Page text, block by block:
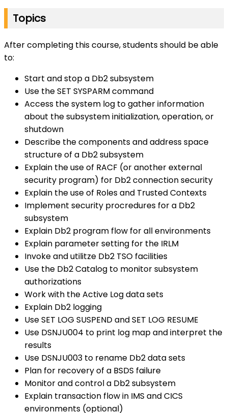
Topics
After completing this course, students should be able
to:
Start and stop a Db2 subsystem
Use the SET SYSPARM command
Access the system log to gather information
about the subsystem initialization, operation, or
shutdown
Describe the components and address space
structure of a Db2 subsystem
Explain the use of RACF (or another external
security program) for Db2 connection security
Explain the use of Roles and Trusted Contexts
Implement security procredures for a Db2
subsystem
Explain Db2 program flow for all environments
Explain parameter setting for the IRLM
Invoke and utilitze Db2 TSO facilities
Use the Db2 Catalog to monitor subsystem
authorizations
Work with the Active Log data sets
Explain Db2 logging
Use SET LOG SUSPEND and SET LOG RESUME
Use DSNJU004 to print log map and interpret the
results
Use DSNJU003 to rename Db2 data sets
Plan for recovery of a BSDS failure
Monitor and control a Db2 subsystem
Explain transaction flow in IMS and CICS
environments (optional)